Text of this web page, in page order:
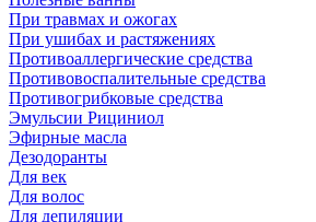
При травмах и ожогах
При ушибах и растяжениях
Противоаллергические средства
Противовоспалительные средства
Противогрибковые средства
Эмульсии Рициниол
Эфирные масла
Дезодоранты
Для век
Для волос
Для депиляции